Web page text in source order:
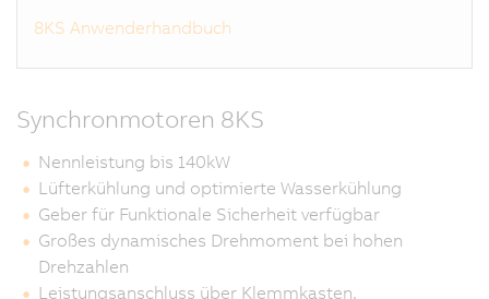
8KS Anwenderhandbuch
Synchronmotoren 8KS
Nennleistung bis 140kW
Lüfterkühlung und optimierte Wasserkühlung
Geber für Funktionale Sicherheit verfügbar
Großes dynamisches Drehmoment bei hohen
Drehzahlen
Leistungsanschluss über Klemmkasten,